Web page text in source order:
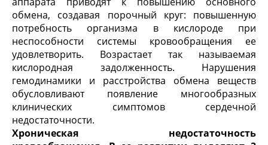
обмена, создавая порочный круг: повышенную
потребность организма в кислороде при
неспособности системы кровообращения ее
удовлетворить. Возрастает так называемая
кислородная задолженность. Нарушения
гемодинамики и расстройства обмена веществ
обусловливают появление многообразных
клинических симптомов сердечной
недостаточности.
Хроническая недостаточность